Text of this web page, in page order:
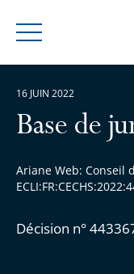
Menu
Base de
Ariane Web: Conseil
Décision n°
16 JUIN 2022